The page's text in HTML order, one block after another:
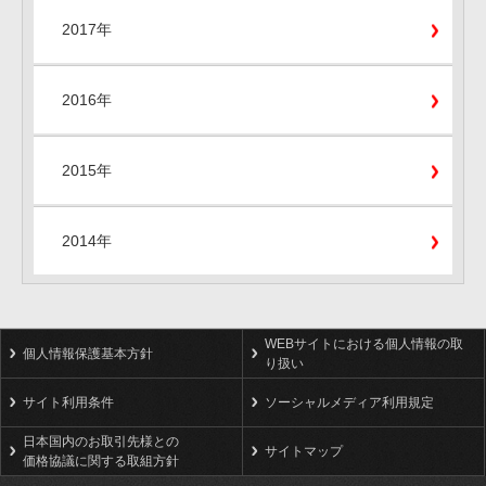
2017年
2016年
2015年
2014年
個人情報保護基本方針
WEBサイトにおける個人情報の取
り扱い
サイト利用条件 ソーシャルメディア利用規定
日本国内のお取引先様との
価格協議に関する取組方針
サイトマップ